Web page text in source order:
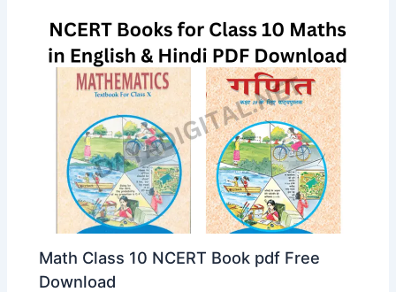
Math Class 10 NCERT Book pdf Free
Download